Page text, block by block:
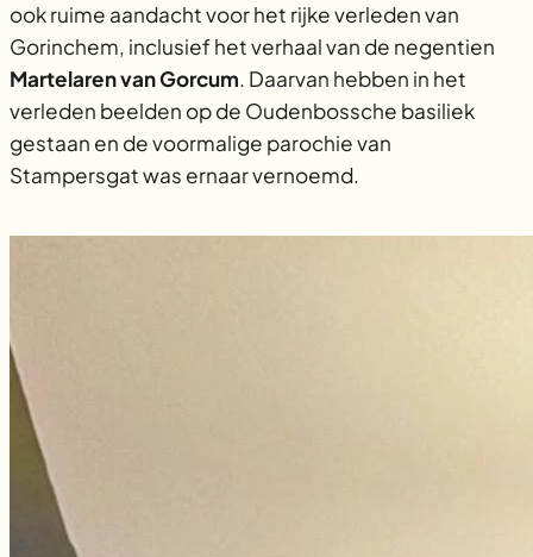
ook ruime aandacht voor het rijke verleden van
Gorinchem, inclusief het verhaal van de negentien
Martelaren van Gorcum. Daarvan hebben in het
verleden beelden op de Oudenbossche basiliek
gestaan en de voormalige parochie van
Stampersgat was ernaar vernoemd.